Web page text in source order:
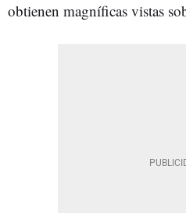
obtienen magníficas vistas